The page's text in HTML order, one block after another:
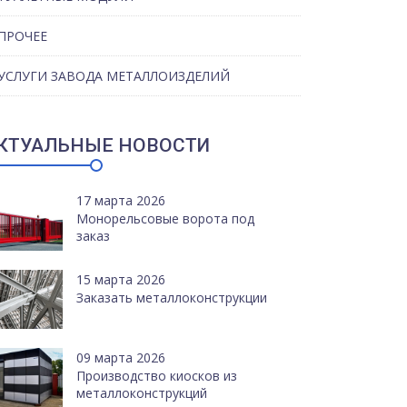
ЗАВОДА МЕТАЛЛОИЗДЕЛИЙ
НОВОСТИ
17 марта 2026
Монорельсовые ворота под
заказ
15 марта 2026
Заказать металлоконструкции
09 марта 2026
Производство киосков из
металлоконструкций